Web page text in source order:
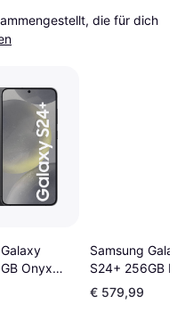
die für dich
Onyx
Samsung
S24+ 256GB
Grey
€ 579,99